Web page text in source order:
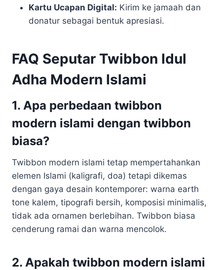
Kartu Ucapan Digital: Kirim ke jamaah dan
donatur sebagai bentuk apresiasi.
FAQ Seputar Twibbon Idul
Adha Modern Islami
1. Apa perbedaan twibbon
modern islami dengan twibbon
biasa?
Twibbon modern islami tetap mempertahankan
elemen Islami (kaligrafi, doa) tetapi dikemas
dengan gaya desain kontemporer: warna earth
tone kalem, tipografi bersih, komposisi minimalis,
tidak ada ornamen berlebihan. Twibbon biasa
cenderung ramai dan warna mencolok.
2. Apakah twibbon modern islami